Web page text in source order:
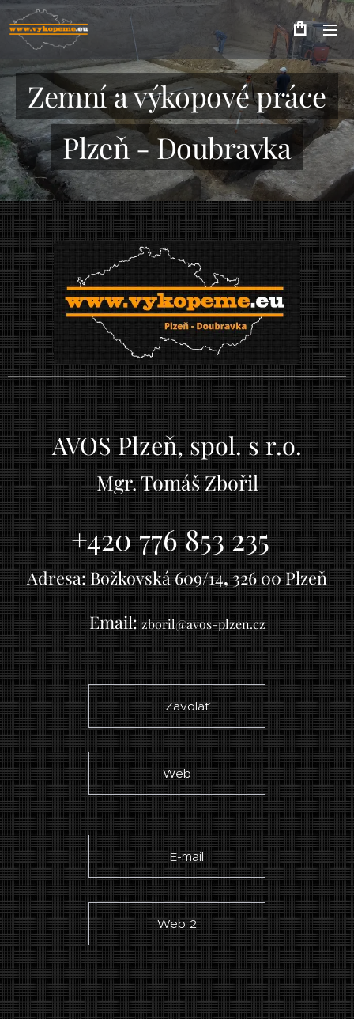
Zemní a výkopové práce
Plzeň - Doubravka
AVOS Plzeň, spol. s r.o.
Mgr.Tomáš Zbořil
+420 776 853 235
Adresa: Božkovská 609/14,326 00 Plzeň
Email:zboril@avos-plzen.cz
☎ Zavolať
Web
✉ E-mail
Web 2